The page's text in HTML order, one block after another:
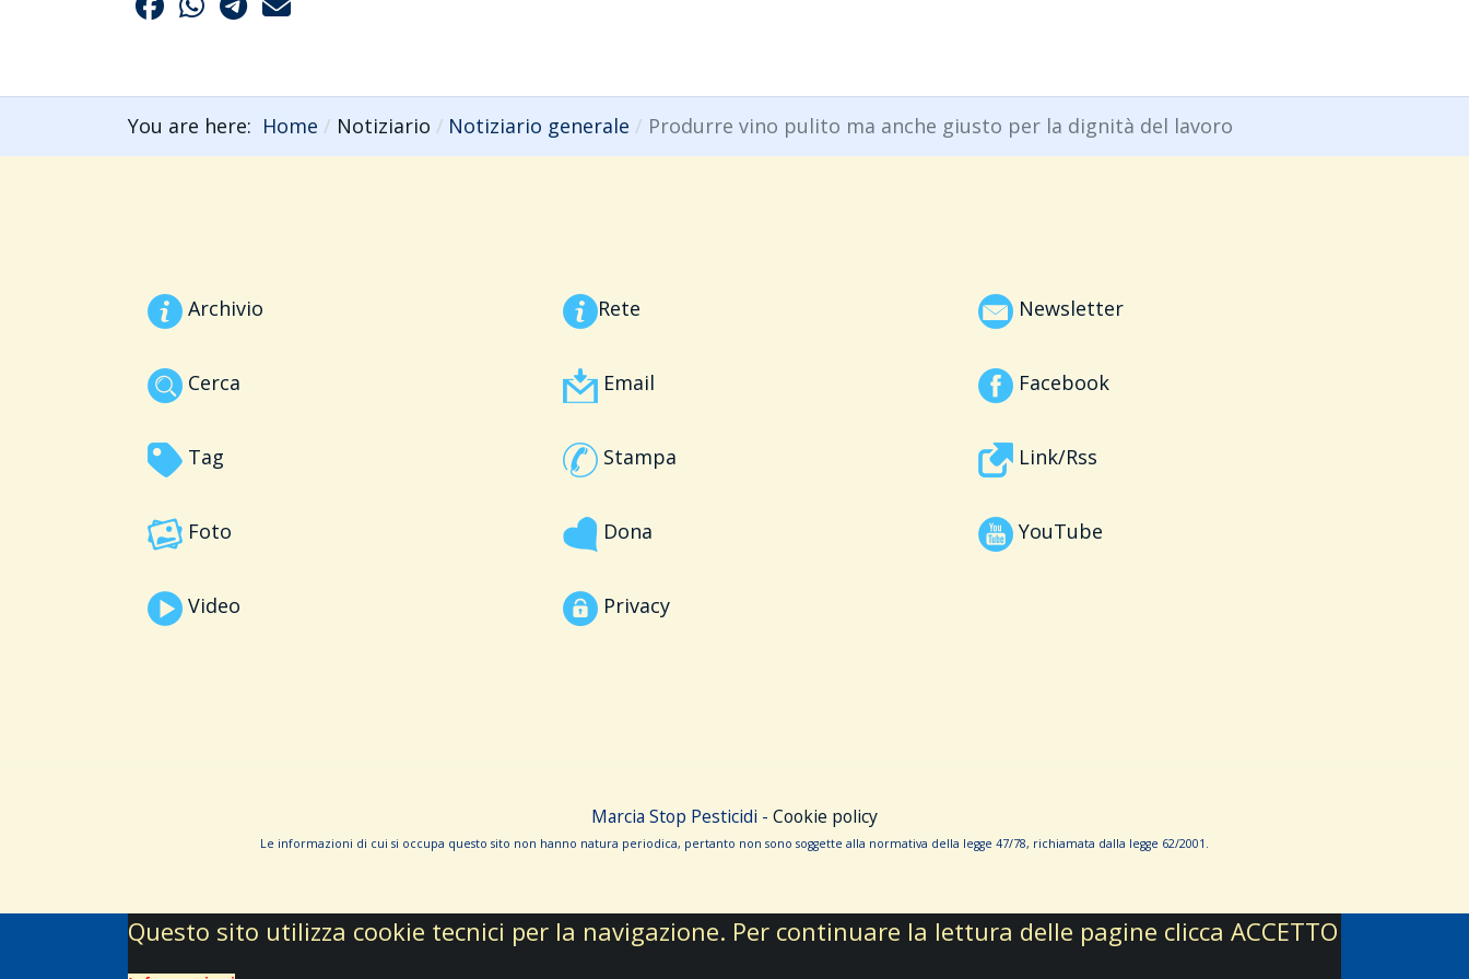
You are here: Home Notiziario Notiziario generale Produrre vino pulito ma anche giusto per la dignità del lavoro
Archivio
Cerca
Tag
Foto
Video
Rete
Email
Stampa
Dona
Privacy
Newsletter
Facebook
Link/Rss
YouTube
Marcia Stop Pesticidi - Cookie policy
Le informa­zioni di cui si occupa questo sito non hanno na­tura periodica, pertanto non sono sog­gette alla normativa della legge 47/78, richiamata dalla leg­ge 62/­2001.
Questo sito utilizza cookie tecnici per la navigazione. Per continuare la lettura delle pagine clicca ACCETTO